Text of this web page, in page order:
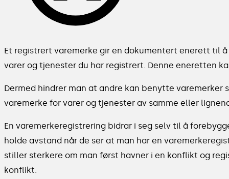
Et registrert varemerke gir en dokumentert enerett til
varer og tjenester du har registrert. Denne eneretten
Dermed hindrer man at andre kan benytte varemerker
varemerke for varer og tjenester av samme eller
En varemerkeregistrering bidrar i seg selv til å
holde avstand når de ser at man har en
stiller sterkere om man først havner i en konflikt og
konflikt.